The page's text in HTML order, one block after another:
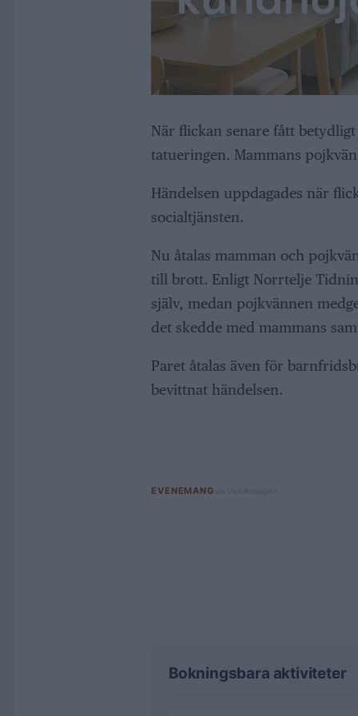
När flickan senare fått
tatueringen. Mammans
Händelsen uppdagades när
socialtjänsten.
Nu åtalas mamman och
till brott. Enligt Norrtelje
själv, medan pojkvännen
det skedde med mammans
Paret åtalas även för
bevittnat händelsen.
Bokningsbara aktiviteter